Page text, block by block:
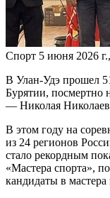
Спорт 5 июня 2026
В Улан-Удэ прошел
Бурятии, посмертно
— Николая
В этом году на
из 24 регионов
стало рекордным
«Мастера спорта»,
кандидаты в